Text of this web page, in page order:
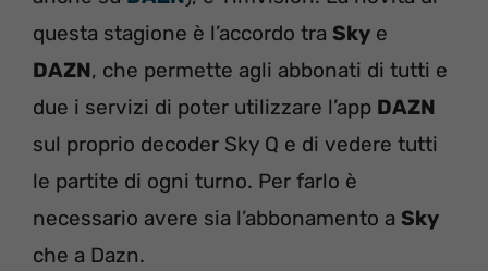
questa stagione è l’accordo tra Sky e
DAZN, che permette agli abbonati di tutti e
due i servizi di poter utilizzare l’app DAZN
sul proprio decoder Sky Q e di vedere tutti
le partite di ogni turno. Per farlo è
necessario avere sia l’abbonamento a Sky
che a Dazn.